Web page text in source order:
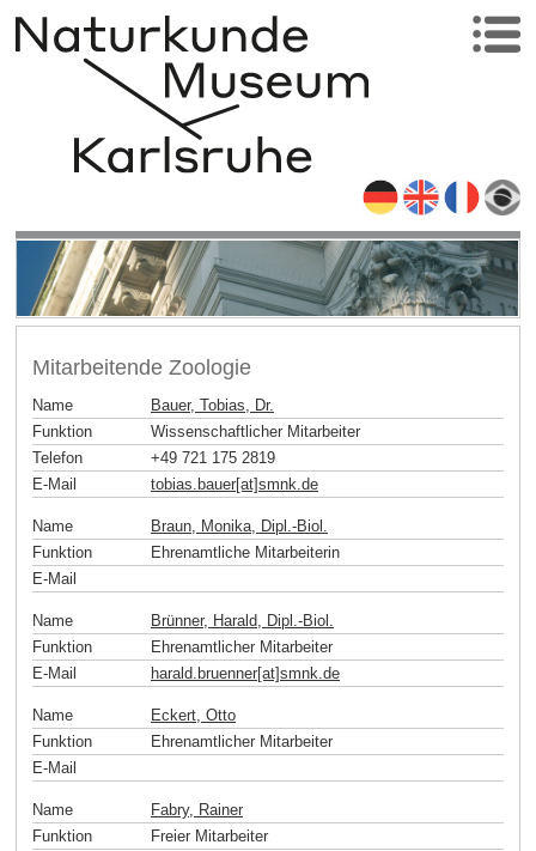
Mitarbeitende Zoologie
Name
Bauer, Tobias, Dr.
Funktion
Wissenschaftlicher Mitarbeiter
Telefon
+49 721 175 2819
E-Mail
tobias.bauer[at]smnk.de
Name
Braun, Monika, Dipl.-Biol.
Funktion
Ehrenamtliche Mitarbeiterin
E-Mail
Name
Brünner, Harald, Dipl.-Biol.
Funktion
Ehrenamtlicher Mitarbeiter
E-Mail
harald.bruenner[at]smnk.de
Name
Eckert, Otto
Funktion
Ehrenamtlicher Mitarbeiter
E-Mail
Name
Fabry, Rainer
Funktion
Freier Mitarbeiter